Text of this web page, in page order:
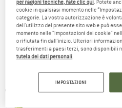
Viste dettagliate
per ragioni tecniche, fate clic qui. Potete
cookie in qualsiasi momento nelle
categorie. La vostra autorizzazione è
dell'utilizzo del presente sito web e può
momento nelle "Impostazioni dei cookie"
o rifiutata fin dall'inizio. Ulteriori
trasferimenti a paesi terzi, sono disponibili
tutela dei dati personali.
IMPOSTAZIONI